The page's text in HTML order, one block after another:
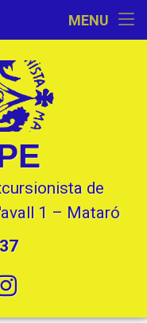
MENU
de
1 – Mataró
Instagram